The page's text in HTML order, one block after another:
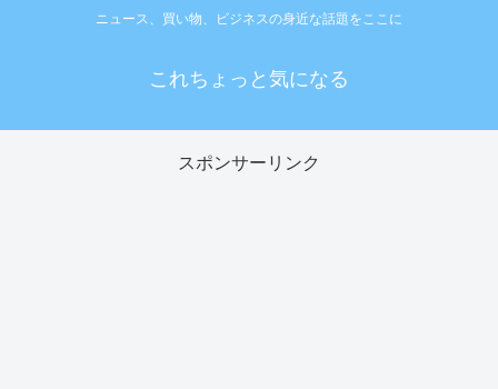
ニュース、買い物、ビジネスの身近な話題をここに
これちょっと気になる
スポンサーリンク